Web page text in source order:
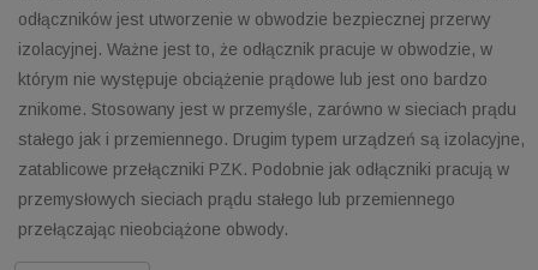
odłączników jest utworzenie w obwodzie bezpiecznej przerwy
izolacyjnej. Ważne jest to, że odłącznik pracuje w obwodzie, w
którym nie występuje obciążenie prądowe lub jest ono bardzo
znikome. Stosowany jest w przemyśle, zarówno w sieciach prądu
stałego jak i przemiennego. Drugim typem urządzeń są izolacyjne,
zatablicowe przełączniki PZK. Podobnie jak odłączniki pracują w
przemysłowych sieciach prądu stałego lub przemiennego
przełączając nieobciążone obwody.